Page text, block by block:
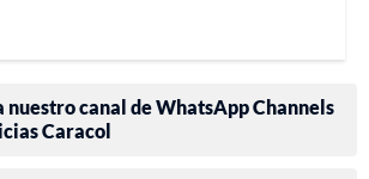
nuestro canal de WhatsApp Channels
Caracol